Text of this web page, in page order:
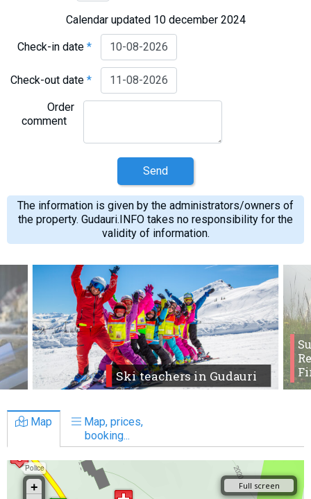
Calendar updated 10 december 2024
Check-in date*
Check-out date*
Order
comment
Send
The information is given by the administrators/owners of
the property. Gudauri.INFO takes no responsibility for the
validity of information.
Ski teachers in Gudauri
Map
Map, prices,
booking...